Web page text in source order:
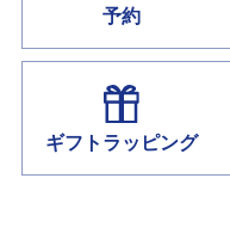
予約
ギフトラッピング